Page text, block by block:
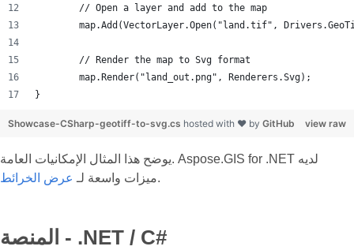
	// Open a layer and add to the map
map.Add(VectorLayer.Open("land.tif",
	// Render the map to Svg format
	map.Render("land_out.png", Renderers.Svg);
}
view raw
Showcase-CSharp-geotiff-to-svg.cs hosted with ❤ by GitHub
يوضح هذا المثال الإمكانيات العامة. Aspose.GIS for .NET لديه
ميزات واسعة لـ عرض الخرائط .
المنصة - ‎.NET / C#‎